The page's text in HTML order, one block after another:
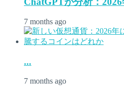
7 months ago
...
7 months ago